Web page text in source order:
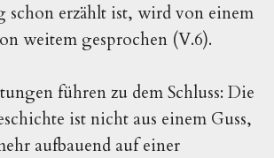
schon erzählt ist, wird von einem
weitem gesprochen (V.6).
führen zu dem Schluss: Die
ist nicht aus einem Guss,
aufbauend auf einer